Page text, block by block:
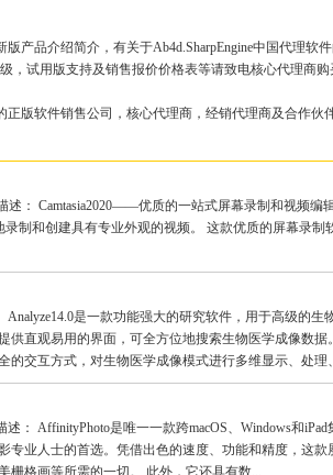
版产品介绍简介，有关于Ab4d.SharpEngine中国代理软
，试用版支持及销售报价价格表等请致电核心代理商购
正版软件销售公司，核心代理商，经销代理商及合作伙伴
述： Camtasia2020——优质的一站式屏幕录制和视频编
录制和创建具有专业外观的视频。 这款优质的屏幕录
Analyze14.0是一款功能强大的研究软件，用于高级的生
供直观易用的界面，可全方位地搜索生物医学成像数据
的交互方式，对生物医学成像模式进行多维显示、处理
： AffinityPhoto是唯一一款跨macOS、Windows和
专业人士的首选。凭借出色的速度、功能和精度，这
栅格画等所需的一切。 此外，它还具有数...